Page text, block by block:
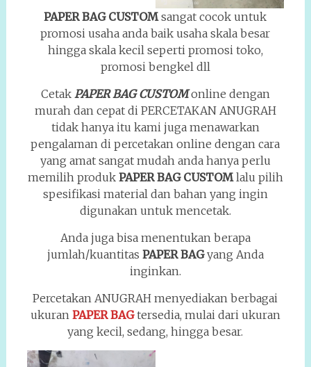
PAPER BAG CUSTOMsangat cocok untuk
promosi usaha anda baik usaha skala besar
hingga skala kecil seperti promosi toko,
promosi bengkel dll
Cetak PAPER BAG CUSTOMonline dengan
murah dan cepat di PERCETAKAN ANUGRAH
tidak hanya itu kami juga menawarkan
pengalaman di percetakan online dengan cara
yang amat sangat mudah anda hanya perlu
memilih produk PAPER BAG CUSTOMlalu pilih
spesifikasi material dan bahan yang ingin
digunakan untuk mencetak.
Anda juga bisa menentukan berapa
jumlah/kuantitas PAPER BAGyang Anda
inginkan.
Percetakan ANUGRAH menyediakan berbagai
ukuran PAPER BAGtersedia, mulai dari ukuran
yang kecil, sedang, hingga besar.